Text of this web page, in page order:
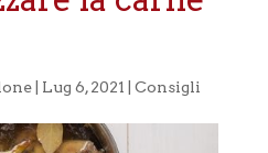
| Lug 6, 2021 Consigli